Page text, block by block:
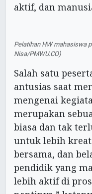
aktif, dan
Pelatihan HW mahasiswa
Nisa/PMWU.CO)
Salah satu
antusias saat
mengenai
merupakan
biasa dan tak
untuk lebih
bersama, dan
pendidik yang
lebih aktif di